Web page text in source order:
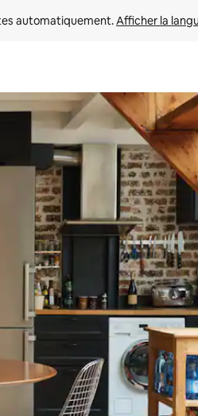
automatiquement. Afficher la
parcourir ou en appuyant et en